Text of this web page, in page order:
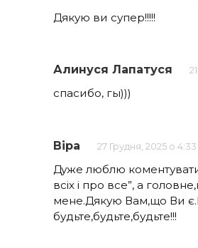
Дякую ви супер!!!!!
Алинуся Лапатуся
спасибо, гы)))
Віра 27 Грудня, 2025 о
Дуже люблю
всіх і про все”, а
мене.Дякую Вам,що Ви є.І
будьте,будьте,будьте!!!